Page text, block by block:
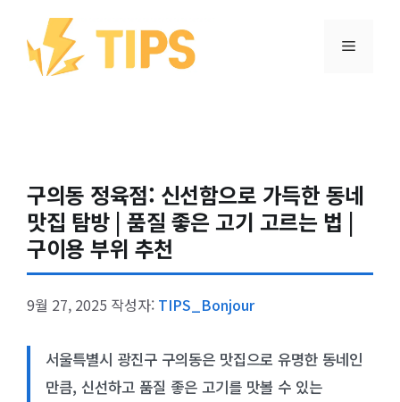
건너뛰기
메뉴
구의동 정육점: 신선함으로 가득한 동네
맛집 탐방 | 품질 좋은 고기 고르는 법 |
구이용 부위 추천
9월 27, 2025 작성자: TIPS_Bonjour
서울특별시 광진구 구의동은 맛집으로 유명한 동네인
만큼, 신선하고 품질 좋은 고기를 맛볼 수 있는